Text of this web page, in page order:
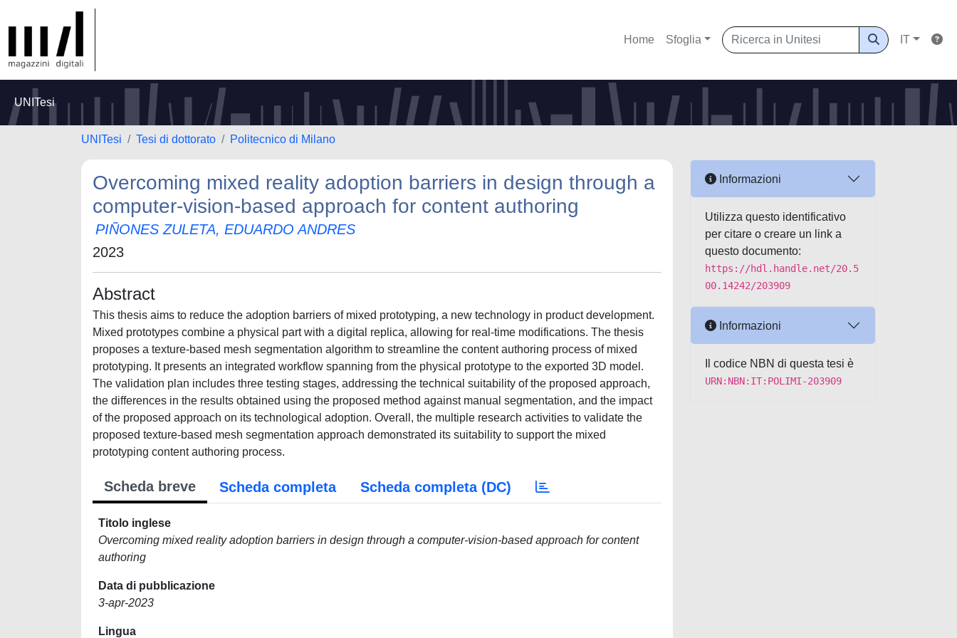
Home Sfoglia IT
UNITesi
UNITesi Tesi di dottorato Politecnico di Milano
Overcoming mixed reality adoption barriers in design through a
computer-vision-based approach for content authoring
PIÑONES ZULETA, EDUARDO ANDRES
2023
Abstract
This thesis aims to reduce the adoption barriers of mixed prototyping, a new technology in product development.
Mixed prototypes combine a physical part with a digital replica, allowing for real-time modifications. The thesis
proposes a texture-based mesh segmentation algorithm to streamline the content authoring process of mixed
prototyping. It presents an integrated workflow spanning from the physical prototype to the exported 3D model.
The validation plan includes three testing stages, addressing the technical suitability of the proposed approach,
the differences in the results obtained using the proposed method against manual segmentation, and the impact
of the proposed approach on its technological adoption. Overall, the multiple research activities to validate the
proposed texture-based mesh segmentation approach demonstrated its suitability to support the mixed
prototyping content authoring process.
Scheda breve Scheda completa Scheda completa (DC)
Titolo inglese
Overcoming mixed reality adoption barriers in design through a computer-vision-based approach for content
authoring
Data di pubblicazione
3-apr-2023
Lingua
Informazioni
Utilizza questo identificativo
per citare o creare un link a
questo documento:
https://hdl.handle.net/20.5
00.14242/203909
Informazioni
Il codice NBN di questa tesi è
URN:NBN:IT:POLIMI-203909